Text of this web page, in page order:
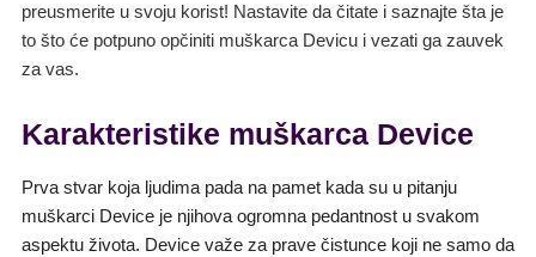
preusmerite u svoju korist! Nastavite da čitate i saznajte šta je
to što će potpuno opčiniti muškarca Devicui vezati ga zauvek
za vas.
Karakteristike muškarca Device
Prva stvar koja ljudima pada na pamet kada su u pitanju
muškarci Device je njihova ogromna pedantnost u svakom
aspektu života. Device važe za prave čistunce koji ne samo da